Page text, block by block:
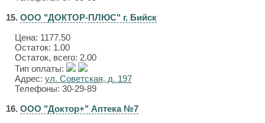
15. ООО "ДОКТОР-ПЛЮС" г. Бийск
Цена: 1177.50
Остаток: 1.00
Остаток, всего: 2.00
Тип оплаты:
Адрес: ул. Советская, д. 197
Телефоны: 30-29-89
16. ООО "Доктор+" Аптека №7